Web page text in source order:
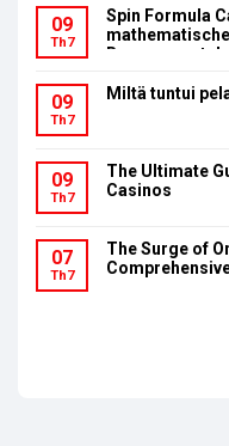
09
Th7
Spin Formula
09
Th7
Miltä tuntui
09
Th7
The Ultimate
Casinos
07
Th7
The Surge of Online Casino Sites: A